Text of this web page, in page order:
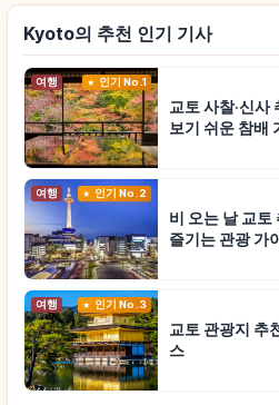
Kyoto의 추천 인기 기사
여행 인기 No.1
교토 사찰·신사
보기 쉬운 참배
여행 인기 No.2
비 오는 날 교토
즐기는 관광 가
여행 인기 No.3
교토 관광지 추
스